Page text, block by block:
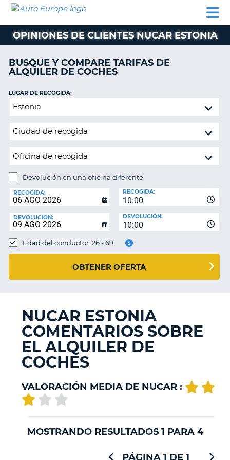
ALQUILER
COCHES
ALQUILER DE
AUTOCARAVANAS
AUTO
EUROPE
ALQUILER
COCHES
ALQUILER
DE
AUTOCARAVANAS
AYUDA
CUENTA
MI
OPINIONES DE CLIENTES NUCAR ESTONIA
BUSQUE Y COMPARE TARIFAS DE
ALQUILER DE COCHES
Devolución
una
LUGAR DE RECOGIDA:
Devolución en una oficina diferente
DE
DEVOLUCIÓN:
RECOGIDA:
10:00
RECOGIDA:
DEVOLUCIÓN:
10:00
DEVOLUCIÓN:
Edad del conductor: 26 - 69
OBTENER OFERTA
NUCAR ESTONIA
COMENTARIOS SOBRE
EL ALQUILER DE
COCHES
VALORACIÓN MEDIA DE NUCAR :
MOSTRANDO RESULTADOS 1 PARA 4
PÁGINA 1 DE 1